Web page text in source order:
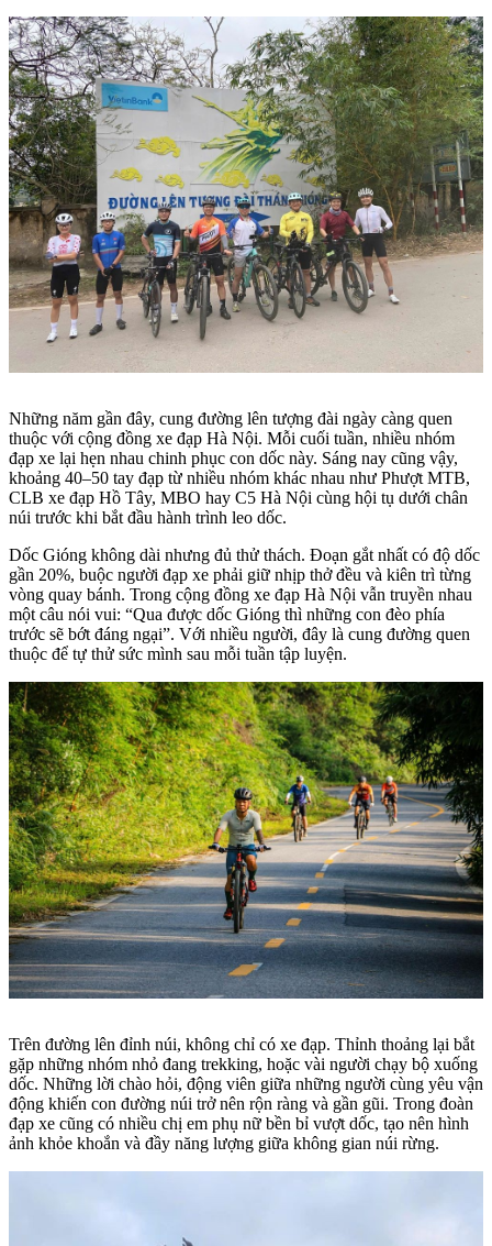
Những năm gần đây, cung đường lên tượng đài ngày càng quen
thuộc với cộng đồng xe đạp Hà Nội. Mỗi cuối tuần, nhiều nhóm
đạp xe lại hẹn nhau chinh phục con dốc này. Sáng nay cũng vậy,
khoảng 40–50 tay đạp từ nhiều nhóm khác nhau như Phượt MTB,
CLB xe đạp Hồ Tây, MBO hay C5 Hà Nội cùng hội tụ dưới chân
núi trước khi bắt đầu hành trình leo dốc.
Dốc Gióng không dài nhưng đủ thử thách. Đoạn gắt nhất có độ dốc
gần 20%, buộc người đạp xe phải giữ nhịp thở đều và kiên trì từng
vòng quay bánh. Trong cộng đồng xe đạp Hà Nội vẫn truyền nhau
một câu nói vui: “Qua được dốc Gióng thì những con đèo phía
trước sẽ bớt đáng ngại”. Với nhiều người, đây là cung đường quen
thuộc để tự thử sức mình sau mỗi tuần tập luyện.
Trên đường lên đỉnh núi, không chỉ có xe đạp. Thỉnh thoảng lại bắt
gặp những nhóm nhỏ đang trekking, hoặc vài người chạy bộ xuống
dốc. Những lời chào hỏi, động viên giữa những người cùng yêu vận
động khiến con đường núi trở nên rộn ràng và gần gũi. Trong đoàn
đạp xe cũng có nhiều chị em phụ nữ bền bỉ vượt dốc, tạo nên hình
ảnh khỏe khoắn và đầy năng lượng giữa không gian núi rừng.